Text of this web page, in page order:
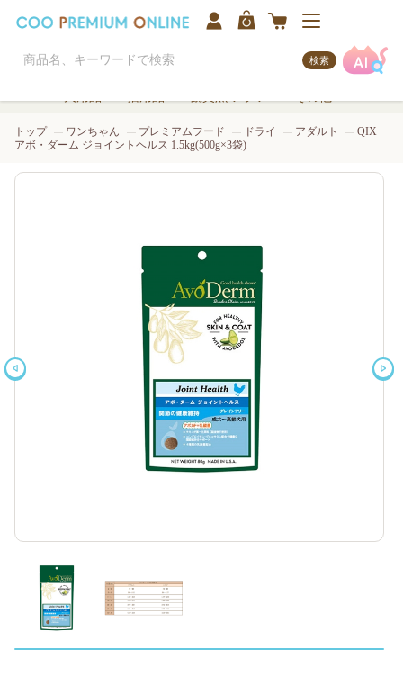
検索
トップ ワンちゃん プレミアムフード ドライ アダルト
QIX
アボ・ダーム ジョイントヘルス 1.5kg(500g×3袋)